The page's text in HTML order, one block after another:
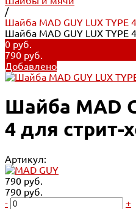
/
Шайба MAD GUY LUX TYPE
Шайба MAD GUY LUX TYPE
0 руб.
790 руб.
Добавлено
Шайба MAD
4 для стрит-
Артикул:
790 руб.
790 руб.
-
+